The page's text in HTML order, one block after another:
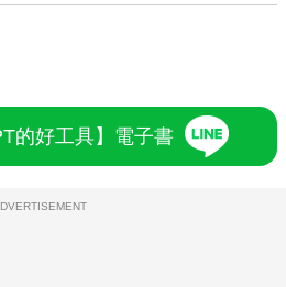
的好工具】電子書